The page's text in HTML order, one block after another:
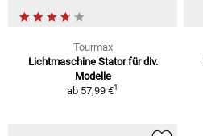
Tourmax
Lichtmaschine Stator für div.
Modelle
ab 57,99 €1